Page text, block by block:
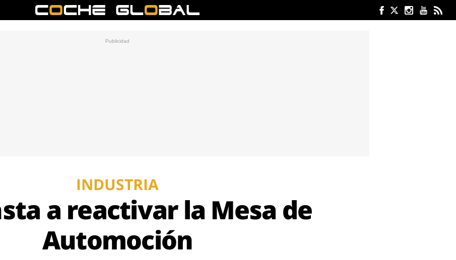
INDUSTRIA
a reactivar la Mesa de
Automoción